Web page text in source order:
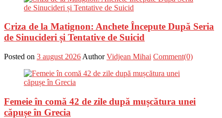
Criza de la Matignon: Anchete Începute După Seria
de Sinucideri și Tentative de Suicid
Posted on 3 august 2026 Author Vidjean Mihai Comment(0)
Femeie în comă 42 de zile după mușcătura unei
căpușe în Grecia